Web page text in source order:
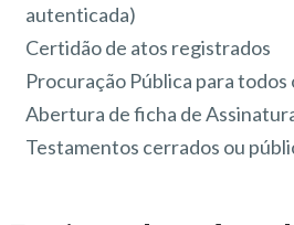
autenticada)
Certidão de atos registrados
Procuração Pública para todos
Abertura de ficha de
Testamentos cerrados ou